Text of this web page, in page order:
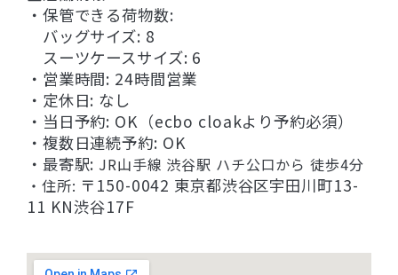
・保管できる荷物数:
バッグサイズ: 8
スーツケースサイズ: 6
・営業時間: 24時間営業
・定休日: なし
・当日予約: OK（ecbo cloakより予約必須）
・複数日連続予約: OK
・最寄駅: JR山手線 渋谷駅 ハチ公口から 徒歩4分
・住所: 〒150-0042 東京都渋谷区宇田川町13-
11 KN渋谷17F